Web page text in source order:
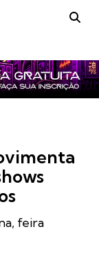
feira